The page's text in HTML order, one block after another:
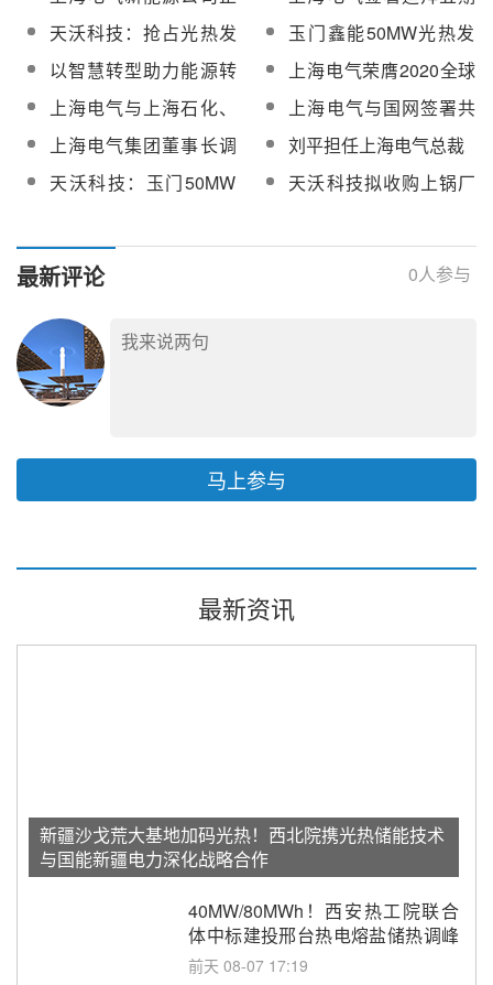
玉门鑫能50MW光热项
目建设
度能源软科学研究选题
指南》
式挂牌成立
900兆瓦光伏独立发电
项目EPC合同
天沃科技：抢占光热发
电市场先机，形成公司
新的竞争力
玉门鑫能50MW光热发
电示范项目最新建设进
度
以智慧转型助力能源转
型！上海电气构筑智慧
能源产业新高地
上海电气荣膺2020全球
新能源500强第35位！
上海电气与上海石化、
陶氏化学开启战略合作
上海电气与国网签署共
享储能建设战略合作框
架协议
上海电气集团董事长调
整！冷伟青将任新任董
事长
刘平担任上海电气总裁
天沃科技：玉门50MW
过后确定
天沃科技拟收购上锅厂
最新评论 0人参与
马上参与
最新资讯
新疆沙戈荒大基地加码光热！西北院携光热储能技术
与国能新疆电力深化战略合作
40MW/80MWh！西安热工院联合
体中标建投邢台热电熔盐储热调峰
调频改造EPC项目
前天 08-07 17:19